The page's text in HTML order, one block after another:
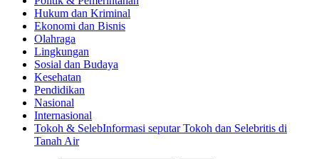
Hukum dan Kriminal
Ekonomi dan Bisnis
Olahraga
Lingkungan
Sosial dan Budaya
Kesehatan
Pendidikan
Nasional
Internasional
Tokoh & SelebInformasi seputar Tokoh dan Selebritis di
Tanah Air